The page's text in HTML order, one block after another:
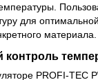
для
материала.
контроль
PROFI-TEC